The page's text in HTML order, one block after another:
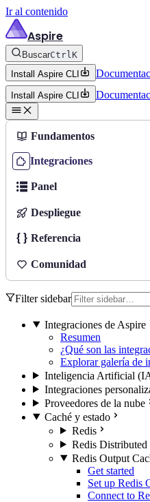
Ir al contenido
Aspire
BuscarCtrlK
Install Aspire CLI
Install Aspire CLI
Fundamentos
Integraciones
Panel
Despliegue
Referencia
Comunidad
Filter sidebar
Integraciones de Aspire
Resumen
¿Qué son las
Explorar galería de
Inteligencia Artificial
Integraciones
Proveedores de la nube
Caché y estado
Redis
Redis Distributed
Redis Output
Get started
Set up Redis
Connect to